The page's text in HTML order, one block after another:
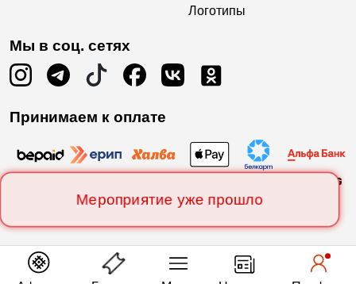
Мероприятие уже прошло
Логотипы
Мы в соц. сетях
Принимаем к оплате